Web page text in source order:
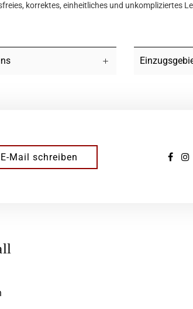
korrektes, einheitliches und unkompliziertes
E-Mail schreiben